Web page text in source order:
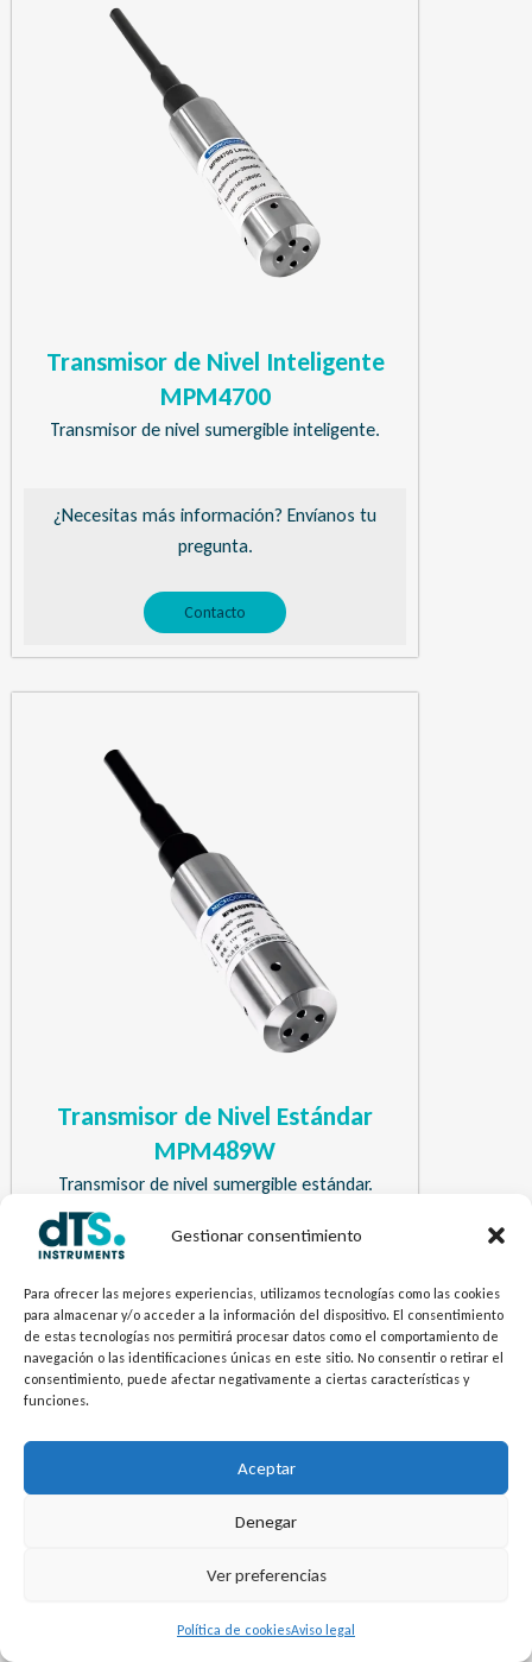
Gestionar consentimiento
Para ofrecer las mejores experiencias, utilizamos tecnologías como las cookies
para almacenar y/o acceder a la información del dispositivo. El consentimiento
de estas tecnologías nos permitirá procesar datos como el comportamiento de
navegación o las identificaciones únicas en este sitio. No consentir o retirar el
consentimiento, puede afectar negativamente a ciertas características y
funciones.
Aceptar
Denegar
Ver preferencias
Política de cookiesAviso legal
Transmisor de Nivel Inteligente
MPM4700
Transmisor de nivel sumergible inteligente.
¿Necesitas más información? Envíanos tu
pregunta.
Contacto
Transmisor de Nivel Estándar
MPM489W
Transmisor de nivel sumergible estándar.
pregunta.
Contacto